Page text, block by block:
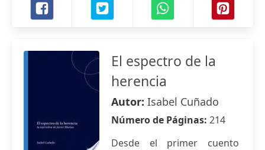
El espectro de la
herencia
Autor: Isabel Cuñado
Número de Páginas: 214
Desde el primer cuento